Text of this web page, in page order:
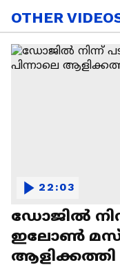
OTHER
ഡോജിൽ
ഇലോൺ
22:03